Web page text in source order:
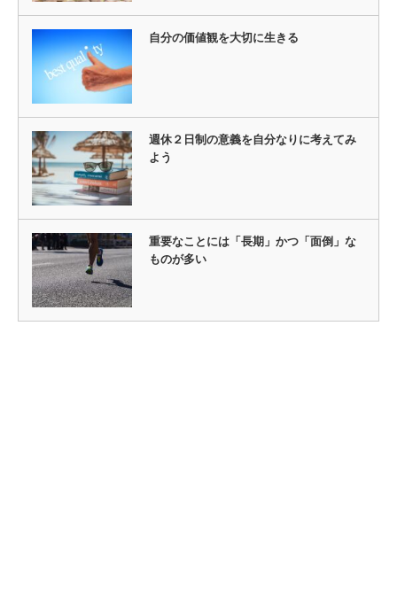
自分の価値観を大切に生きる
週休２日制の意義を自分なりに考えてみ
よう
重要なことには「長期」かつ「面倒」な
ものが多い